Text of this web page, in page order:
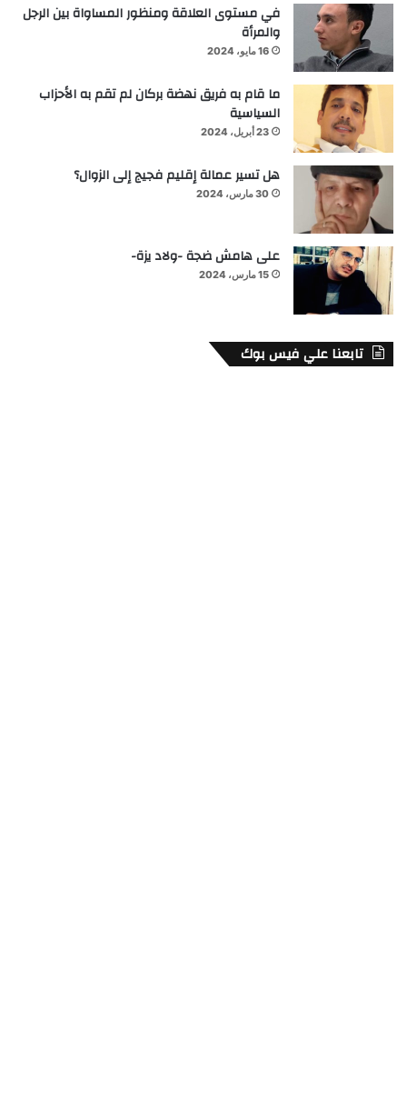
في مستوى العلاقة ومنظور المساواة بين الرجل
والمرأة
16 مايو، 2024
ما قام به فريق نهضة بركان لم تقم به الأحزاب
السياسية
23 أبريل، 2024
هل تسير عمالة إقليم فجيج إلى الزوال؟
30 مارس، 2024
على هامش ضجة -ولاد يزة-
15 مارس، 2024
تابعنا علي فيس بوك